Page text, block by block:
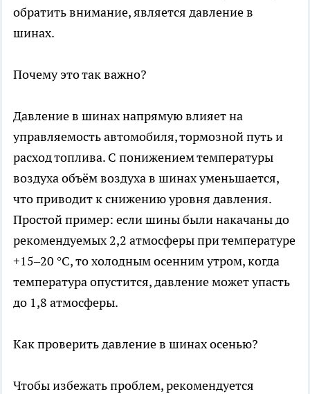
обратить внимание, является давление в
шинах.
Почему это так важно?
Давление в шинах напрямую влияет на
управляемость автомобиля, тормозной путь и
расход топлива. С понижением температуры
воздуха объём воздуха в шинах уменьшается,
что приводит к снижению уровня давления.
Простой пример: если шины были накачаны до
рекомендуемых 2,2 атмосферы при температуре
+15–20 °C, то холодным осенним утром, когда
температура опустится, давление может упасть
до 1,8 атмосферы.
Как проверить давление в шинах осенью?
Чтобы избежать проблем, рекомендуется